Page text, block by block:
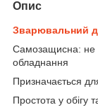
Опис
Зварювальний
Самозащисна: не
обладнання
Призначається
Простота у обігу